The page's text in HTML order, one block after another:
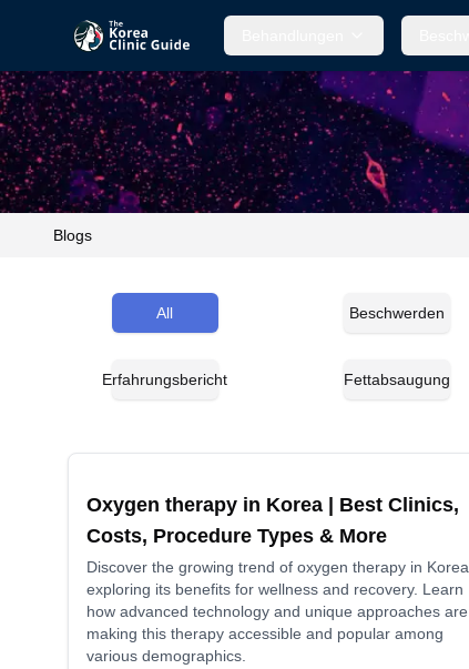
Blogs
All Beschwerden
Erfahrungsbericht Fettabsaugung
Oxygen therapy in Korea | Best Clinics,
Costs, Procedure Types & More
Discover the growing trend of oxygen therapy in Korea,
exploring its benefits for wellness and recovery. Learn
how advanced technology and unique approaches are
making this therapy accessible and popular among
various demographics.